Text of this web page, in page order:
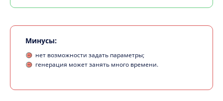
Минусы:
нет возможности задать параметры;
генерация может занять много времени.